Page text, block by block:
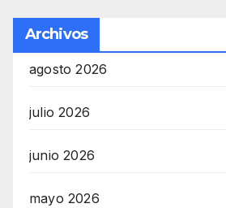
Archivos
agosto 2026
julio 2026
junio 2026
mayo 2026